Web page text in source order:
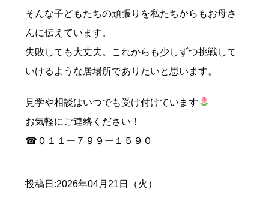
そんな子どもたちの頑張りを私たちからもお母さ
んに伝えています。
失敗しても大丈夫。これからも少しずつ挑戦して
いけるような居場所でありたいと思います。
見学や相談はいつでも受け付けています
お気軽にご連絡ください！
☎０１１ー７９９ー１５９０
投稿日:2026年04月21日（火）